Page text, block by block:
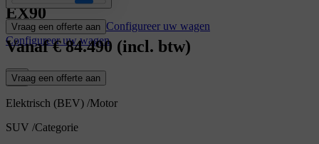
Vraag een offerte aan Configureer uw wagen
Configureer uw wagen
EX90
Vanaf€ 84.490 (incl. btw)
Vraag een offerte aan
Elektrisch (BEV) /Motor
SUV /Categorie